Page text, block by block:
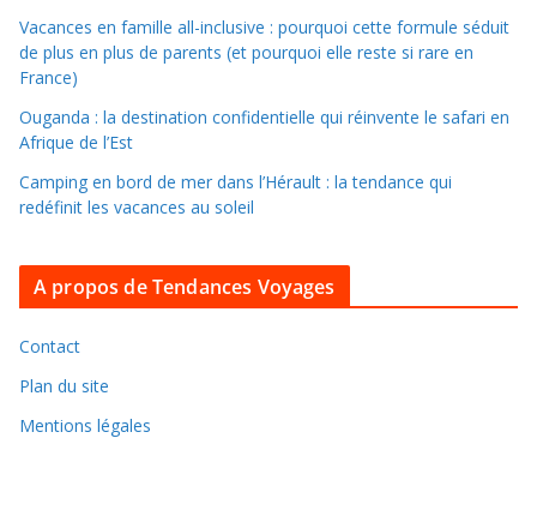
a
n
s
e
a
i
v
e
Vacances en famille all-inclusive : pourquoi cette formule séduit
de plus en plus de parents (et pourquoi elle reste si rare en
France)
Ouganda : la destination confidentielle qui réinvente le safari en
Afrique de l’Est
Camping en bord de mer dans l’Hérault : la tendance qui
redéfinit les vacances au soleil
A propos de Tendances Voyages
Contact
Plan du site
Mentions légales